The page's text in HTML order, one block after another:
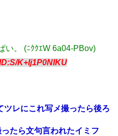
い。 (ﾆｸｸｴW 6a04-PBov)
K+Ij1P0NIKU
ツレにこれ写メ撮ったら後ろ
たら文句言われたイミフ